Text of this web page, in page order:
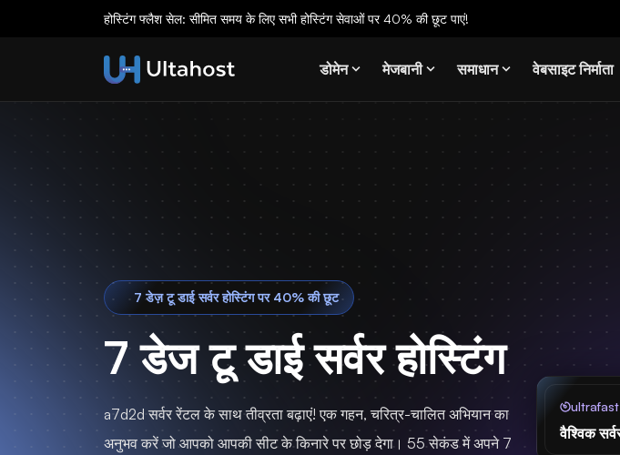
होस्टिंग फ्लैश सेल: सीमित समय के लिए सभी होस्टिंग सेवाओं पर 40% की छूट पाएं!
डोमेन मेजबानी समाधान वेबसाइट निर्माता
7 डेज़ टू डाई सर्वर होस्टिंग पर 40% की छूट
7 डेज टू डाई सर्वर होस्टिंग
a7d2d सर्वर रेंटल के साथ तीव्रता बढ़ाएं! एक गहन, चरित्र-चालित अभियान का
अनुभव करें जो आपको आपकी सीट के किनारे पर छोड़ देगा। 55 सेकंड में अपने 7
ultrafast
वैश्विक